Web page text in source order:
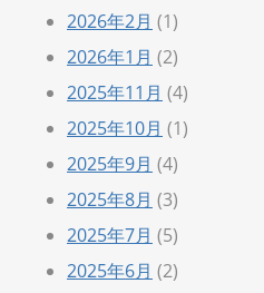
2026年2月 (1)
2026年1月 (2)
2025年11月 (4)
2025年10月 (1)
2025年9月 (4)
2025年8月 (3)
2025年7月 (5)
2025年6月 (2)